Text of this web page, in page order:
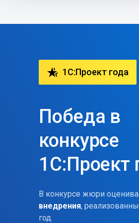
hotel_class 1C:Проект года
Победа в
конкурсе
1С:Проект
В конкурсе жюри
внедрения,
год.